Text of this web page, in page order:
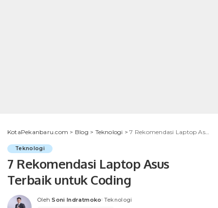
KotaPekanbaru.com > Blog > Teknologi >7 Rekomendasi Laptop Asus Terbaik untuk Coding
Teknologi
7 Rekomendasi Laptop Asus
Terbaik untuk Coding
Posted
Oleh Soni Indratmoko Teknologi